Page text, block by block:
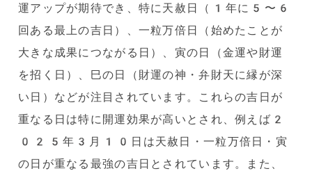
運アップが期待でき、特に天赦日（1年に5〜6
回ある最上の吉日）、一粒万倍日（始めたことが
大きな成果につながる日）、寅の日（金運や財運
を招く日）、巳の日（財運の神・弁財天に縁が深
い日）などが注目されています。これらの吉日が
重なる日は特に開運効果が高いとされ、例えば2
025年3月10日は天赦日・一粒万倍日・寅
の日が重なる最強の吉日とされています。また、